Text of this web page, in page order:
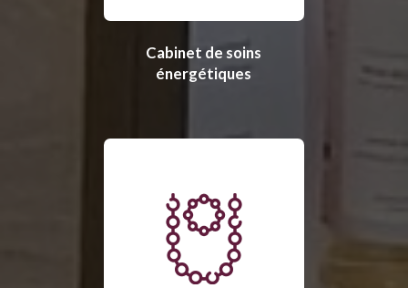
Cabinet de soins
énergétiques